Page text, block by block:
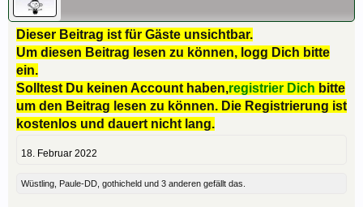
Dieser Beitrag ist für Gäste unsichtbar.
Um diesen Beitrag lesen zu können, logg Dich bitte
ein.
Solltest Du keinen Account haben,registrier Dich bitte
um den Beitrag lesen zu können. Die Registrierung ist
kostenlos und dauert nicht lang.
18. Februar 2022
Wüstling, Paule-DD, gothicheld und 3 anderen gefällt das.